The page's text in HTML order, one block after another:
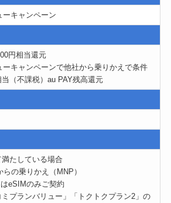
ーキャンペーン
円相当還元
キャンペーンで他社から乗りかえで条件
（不課税）au PAY残高還元
たしている場合
の乗りかえ（MNP）
eSIMのみご契約
プランバリュー」「トクトクプラン2」の